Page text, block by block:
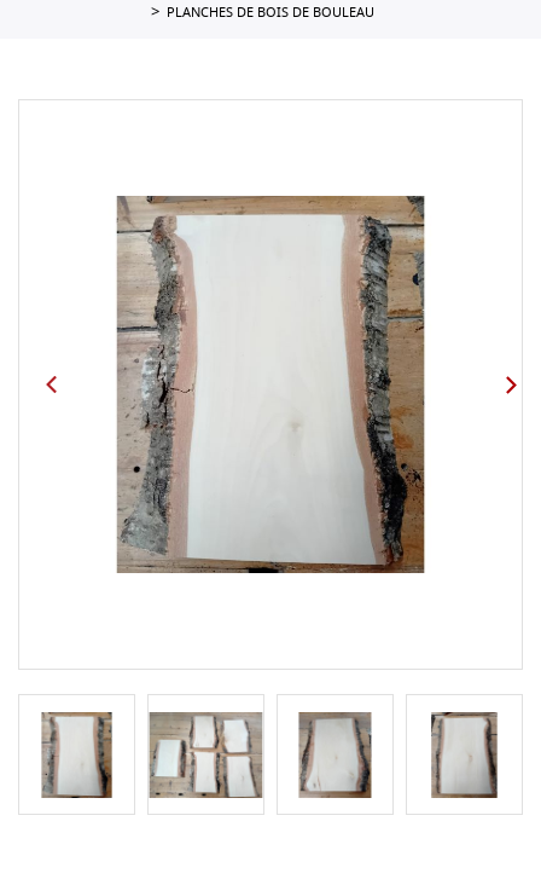
PLANCHES DE BOIS DE BOULEAU